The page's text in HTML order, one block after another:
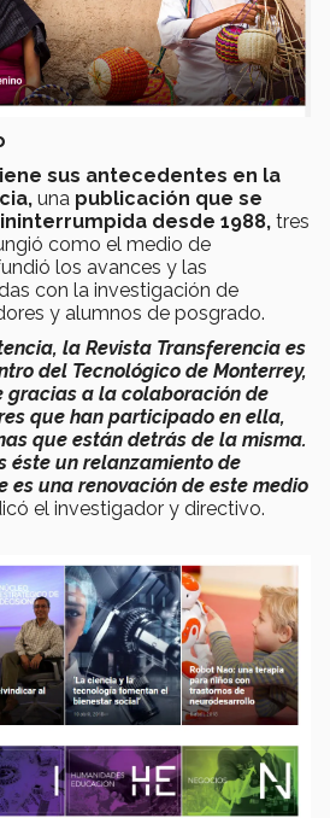
sus antecedentes en la
una publicación que se
desde 1988, tres
como el medio de
los avances y las
con la investigación de
y alumnos de posgrado.
la Revista Transferencia es
del Tecnológico de Monterrey,
gracias a la colaboración de
que han participado en ella,
que están detrás de la misma.
éste un relanzamiento de
es una renovación de este medio
el investigador y directivo.